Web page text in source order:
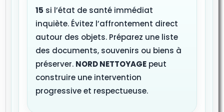
15 si l’état de santé immédiat
inquiète. Évitez l’affrontement direct
autour des objets. Préparez une liste
des documents, souvenirs ou biens à
préserver. NORD NETTOYAGE peut
construire une intervention
progressive et respectueuse.